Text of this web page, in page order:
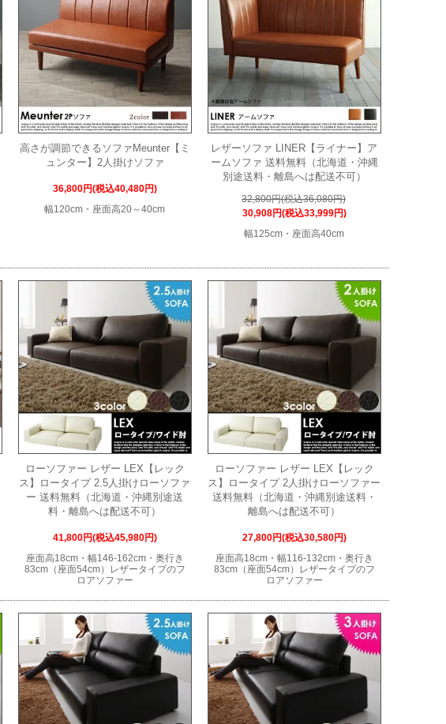
高さが調節できるソファMeunter【ミ
ュンター】2人掛けソファ
36,800円(税込40,480円)
幅120cm・座面高20～40cm
レザーソファ LINER【ライナー】ア
ームソファ 送料無料（北海道・沖縄
別途送料・離島へは配送不可）
32,800円(税込36,080円)
30,908円(税込33,999円)
幅125cm・座面高40cm
ローソファー レザー LEX【レック
ス】ロータイプ 2.5人掛けローソファ
ー 送料無料（北海道・沖縄別途送
料・離島へは配送不可）
41,800円(税込45,980円)
座面高18cm・幅146-162cm・奥行き
83cm（座面54cm）レザータイプのフ
ロアソファー
ローソファー レザー LEX【レック
ス】ロータイプ 2人掛けローソファー
送料無料（北海道・沖縄別途送料・
離島へは配送不可）
27,800円(税込30,580円)
座面高18cm・幅116-132cm・奥行き
83cm（座面54cm）レザータイプのフ
ロアソファー